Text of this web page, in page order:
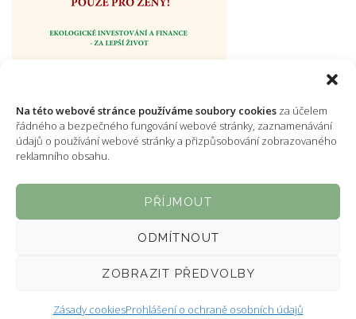
Na této webové stránce používáme soubory cookies za účelem
řádného a bezpečného fungování webové stránky, zaznamenávání
údajů o používání webové stránky a přizpůsobování zobrazovaného
reklamního obsahu.
PŘÍJMOUT
ODMÍTNOUT
ZOBRAZIT PŘEDVOLBY
Zásady cookiesProhlášení o ochraně osobních údajů